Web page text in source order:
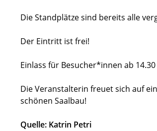
Die Standplätze sind bereits alle
Der Eintritt ist frei!
Einlass für Besucher*innen ab
Die Veranstalterin freuet sich auf
schönen Saalbau!
Quelle: Katrin Petri